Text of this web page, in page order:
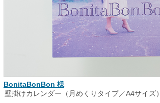
BonitaBonBon 様
壁掛けカレンダー（月めくりタイプ／A4サイズ）